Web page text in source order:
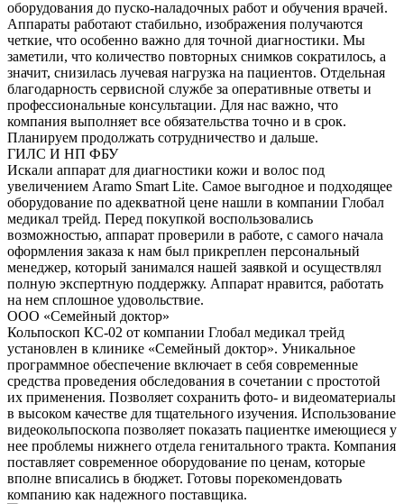
оборудования до пуско-наладочных работ и обучения врачей.
Аппараты работают стабильно, изображения получаются
четкие, что особенно важно для точной диагностики. Мы
заметили, что количество повторных снимков сократилось, а
значит, снизилась лучевая нагрузка на пациентов. Отдельная
благодарность сервисной службе за оперативные ответы и
профессиональные консультации. Для нас важно, что
компания выполняет все обязательства точно и в срок.
Планируем продолжать сотрудничество и дальше.
ГИЛС И НП ФБУ
Искали аппарат для диагностики кожи и волос под
увеличением Aramo Smart Lite. Самое выгодное и подходящее
оборудование по адекватной цене нашли в компании Глобал
медикал трейд. Перед покупкой воспользовались
возможностью, аппарат проверили в работе, с самого начала
оформления заказа к нам был прикреплен персональный
менеджер, который занимался нашей заявкой и осуществлял
полную экспертную поддержку. Аппарат нравится, работать
на нем сплошное удовольствие.
ООО «Семейный доктор»
Кольпоскоп КС-02 от компании Глобал медикал трейд
установлен в клинике «Семейный доктор». Уникальное
программное обеспечение включает в себя современные
средства проведения обследования в сочетании с простотой
их применения. Позволяет сохранить фото- и видеоматериалы
в высоком качестве для тщательного изучения. Использование
видеокольпоскопа позволяет показать пациентке имеющиеся у
нее проблемы нижнего отдела генитального тракта. Компания
поставляет современное оборудование по ценам, которые
вполне вписались в бюджет. Готовы порекомендовать
компанию как надежного поставщика.